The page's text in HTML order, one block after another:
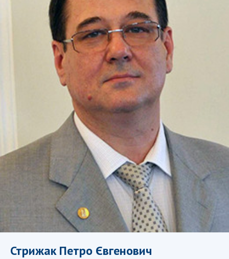
СТРУКТУРА
Президія НАН України
Апарат Президії
Секція фізико-технічних і математичних
Секція хімічних і біологічних наук
Секція суспільних і гуманітарних наук
Установи при Президії
Ради, комітети та комісії
Наукові центри МОН та НАН України
Громадські організації
Стрижак Петро Євгенович